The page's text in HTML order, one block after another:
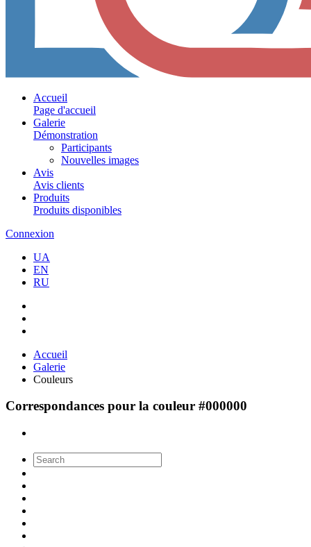
Accueil
Page d'accueil
Galerie
Démonstration
Participants
Nouvelles images
Avis
Avis clients
Produits
Produits disponibles
Connexion
UA
EN
RU
Accueil
Galerie
Couleurs
Correspondances pour la couleur #000000